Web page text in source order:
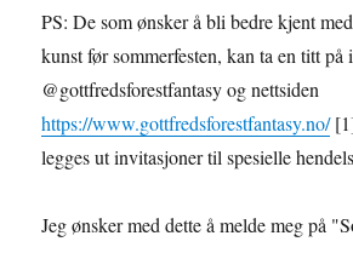
PS: De som ønsker å bli bedre kjent
kunst før sommerfesten, kan ta en titt på
@gottfredsforestfantasy og nettsiden
https://www.gottfredsforestfantasy.no/
legges ut invitasjoner til spesielle
Jeg ønsker med dette å melde meg på